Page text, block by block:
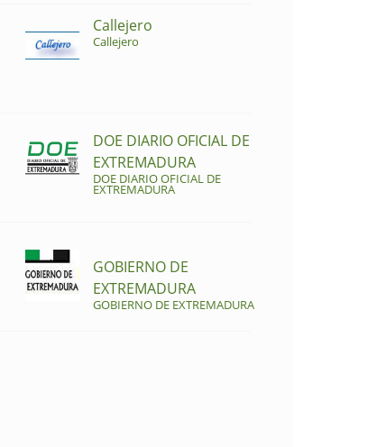
Callejero
Callejero
DOE DIARIO OFICIAL DE
EXTREMADURA
DOE DIARIO OFICIAL DE
EXTREMADURA
GOBIERNO DE
EXTREMADURA
GOBIERNO DE EXTREMADURA